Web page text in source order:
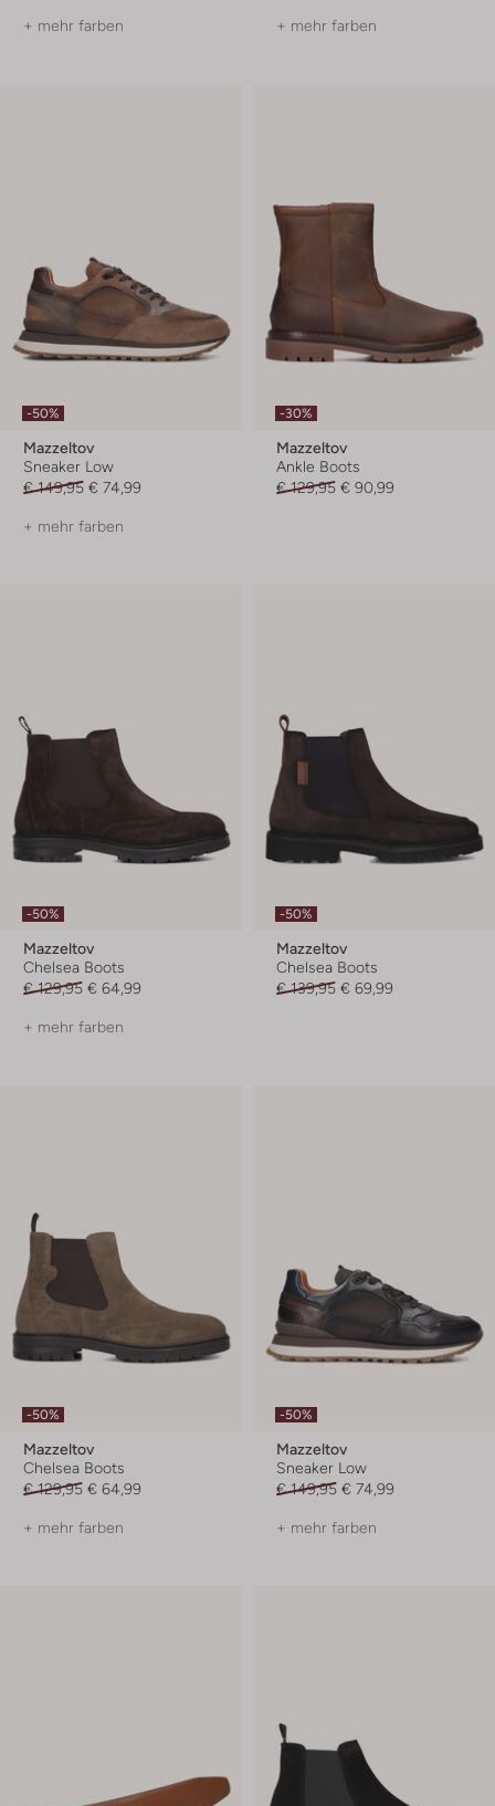
+ mehr farben + mehr farben
-50%
Mazzeltov
Sneaker Low
€ 149,95 € 74,99
+ mehr farben
-30%
Mazzeltov
Ankle Boots
€ 129,95 € 90,99
-50%
Mazzeltov
Chelsea Boots
€ 129,95 € 64,99
+ mehr farben
-50%
Mazzeltov
Chelsea Boots
€ 139,95 € 69,99
-50%
Mazzeltov
Chelsea Boots
€ 129,95 € 64,99
+ mehr farben
-50%
Mazzeltov
Sneaker Low
€ 149,95 € 74,99
+ mehr farben